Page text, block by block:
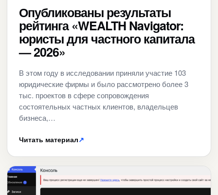
Опубликованы результаты
рейтинга «WEALTH Navigator:
юристы для частного капитала
— 2026»
В этом году в исследовании приняли участие 103
юридические фирмы и было рассмотрено более 3
тыс. проектов в сфере сопровождения
состоятельных частных клиентов, владельцев
бизнеса,…
Читать материал↗